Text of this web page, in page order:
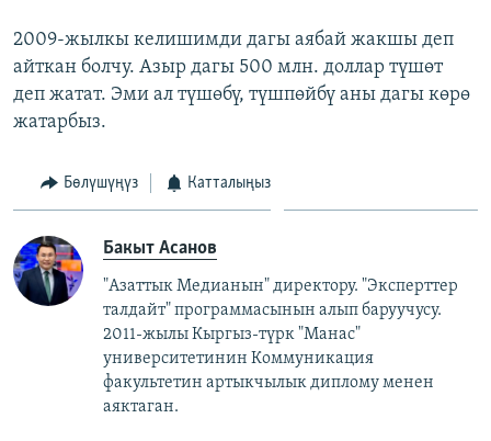
2009-жылкы келишимди дагы аябай жакшы деп
айткан болчу. Азыр дагы 500 млн. доллар түшөт
деп жатат. Эми ал түшөбү, түшпөйбү аны дагы көрө
жатарбыз.
Бөлүшүңүз Катталыңыз
Бакыт Асанов
"Азаттык Медианын" директору. "Эксперттер
талдайт" программасынын алып баруучусу.
2011-жылы Кыргыз-түрк "Манас"
университетинин Коммуникация
факультетин артыкчылык диплому менен
аяктаган.